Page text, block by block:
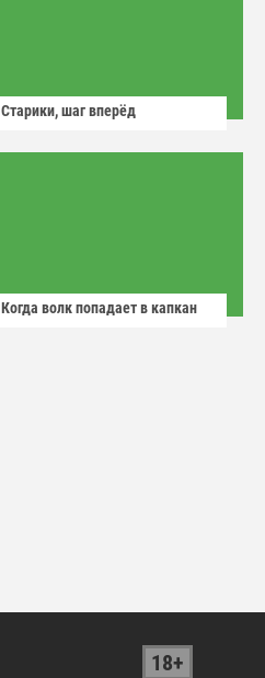
Старики, шаг вперёд
Когда волк попадает в капкан
18+